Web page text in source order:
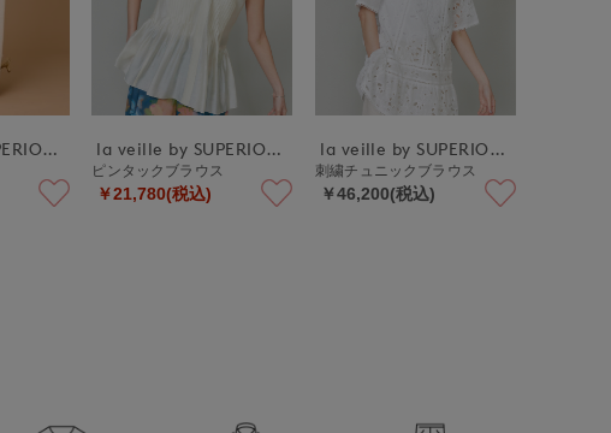
la veille by SUPERIOR CLOSET la veille by SUPERIOR CLOSET
ピンタックブラウス
￥21,780(税込)
la veille by SUPERIOR CLOSET
刺繍チュニックブラウス
￥46,200(税込)